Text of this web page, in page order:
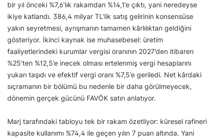
bir yıl önceki %7,6’lık rakamdan %14,1’e çıktı, yani neredeyse
ikiye katlandı. 386,4 milyar TL’lik satış gelirinin konsensüse
yakın seyretmesi, ayrışmanın tamamen kârlılıktan geldiğini
gösteriyor. İkinci kaynak ise muhasebesel: üretim
faaliyetlerindeki kurumlar vergisi oranının 2027’den itibaren
%25’ten %12,5’e inecek olması ertelenmiş vergi hesaplarını
yukarı taşıdı ve efektif vergi oranı %7,5’e geriledi. Net kârdaki
sıçramanın bir bölümü bu nedenle bir daha görülmeyecek,
dönemin gerçek gücünü FAVÖK satırı anlatıyor.
Marj tarafındaki tabloyu tek bir rakam özetliyor: küresel rafineri
kapasite kullanımı %74,4 ile geçen yılın 7 puan altında. Yani